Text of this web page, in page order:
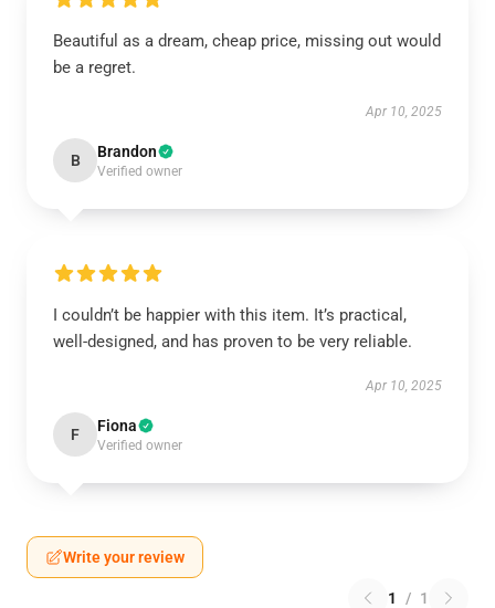
Beautiful as a dream, cheap price, missing out would
be a regret.
Apr 10, 2025
B Brandon
Verified owner
I couldn’t be happier with this item. It’s practical,
well-designed, and has proven to be very reliable.
Apr 10, 2025
F Fiona
Verified owner
Write your review
1 / 1